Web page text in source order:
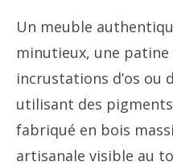
Un meuble
minutieux, une
incrustations d’os ou
utilisant des
fabriqué en bois
artisanale visible au